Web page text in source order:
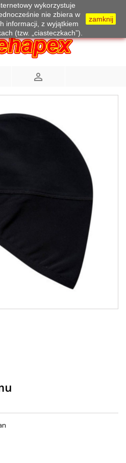
wykorzystuje
nie zbiera w
informacji, z wyjątkiem
(tzw. „ciasteczkach”).
zamknij
